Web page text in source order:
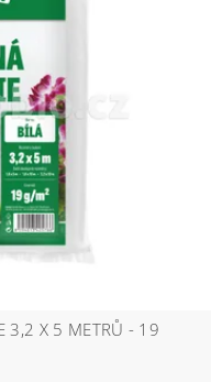
3,2 X 5 METRŮ - 19